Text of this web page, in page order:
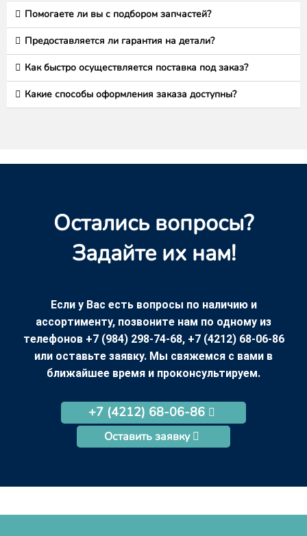
Помогаете ли вы с подбором запчастей?
Предоставляется ли гарантия на детали?
Как быстро осуществляется поставка под заказ?
Какие способы оформления заказа доступны?
Остались вопросы?
Задайте их нам!
Если у Вас есть вопросы по наличию и
ассортименту, позвоните нам по одному из
телефонов +7 (984) 298-74-68, +7 (4212) 68-06-86
или оставьте заявку. Мы свяжемся с вами в
ближайшее время и проконсультируем.
+7 (4212) 68-06-86
Оставить заявку